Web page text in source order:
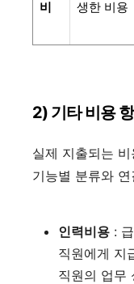
비
생한 비용
2) 기타 비용
실제 지출되는
기능별 분류와
인력비용 :
직원에게 지
직원의 업무